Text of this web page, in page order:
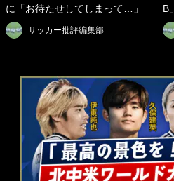
に「お待たせしてしまって…」
サッカー批評編集部
B」